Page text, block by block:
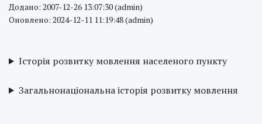
Додано: 2007-12-26 13:07:30 (admin)
Оновлено: 2024-12-11 11:19:48 (admin)
Історія розвитку мовлення населеного пункту
Загальнонаціональна історія розвитку мовлення